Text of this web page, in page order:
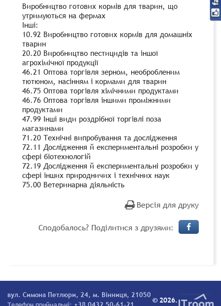
Виробництво готових кормів для тварин, що
утримуються на фермах
Інші:
10.92 Виробництво готових кормів для домашніх
тварин
20.20 Виробництво пестицидів та іншої
агрохімічної продукції
46.21 Оптова торгівля зерном, необробленим
тютюном, насінням і кормами для тварин
46.75 Оптова торгівля хімічними продуктами
46.76 Оптова торгівля іншими проміжними
продуктами
47.99 Інші види роздрібної торгівлі поза
магазинами
71.20 Технічні випробування та дослідження
72.11 Дослідження й експериментальні розробки у
сфері біотехнологій
72.19 Дослідження й експериментальні розробки у
сфері інших природничих і технічних наук
75.00 Ветеринарна діяльність
Версія для друку
Сподобалось? Поділитися з друзями:
вул. Симона Петлюри, 24, м. Вінниця, 21050
© 2026.